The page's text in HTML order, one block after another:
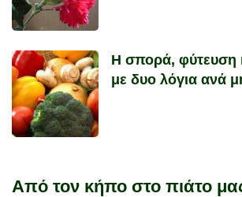
Η σπορά, φύτευση
με δυο λόγια ανά
Από τον κήπο στο πιάτο